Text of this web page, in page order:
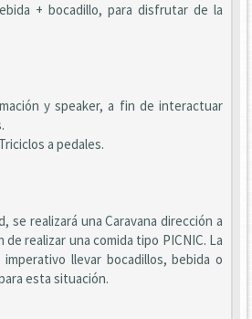
+ bocadillo, para disfrutar de la
y speaker, a fin de interactuar
a pedales.
se realizará una Caravana dirección a
de realizar una comida tipo PICNIC. La
llevar bocadillos, bebida o
esta situación.